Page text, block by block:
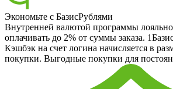
Экономьте с БазисРублями
Внутренней валютой программы
оплачивать до 2% от суммы заказа.
Кэшбэк на счет логина начисляется в
покупки. Выгодные покупки для